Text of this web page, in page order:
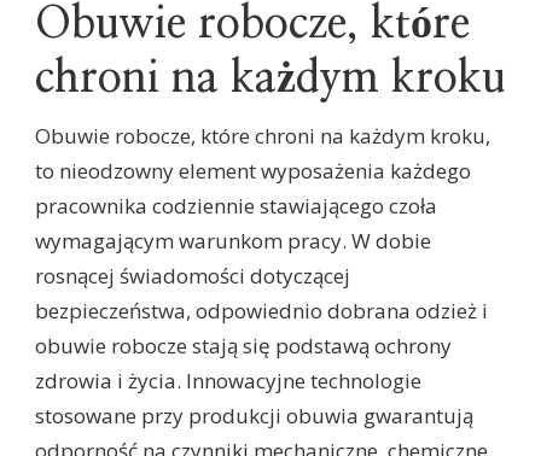
Obuwie robocze, które
chroni na każdym kroku
Obuwie robocze, które chroni na każdym kroku,
to nieodzowny element wyposażenia każdego
pracownika codziennie stawiającego czoła
wymagającym warunkom pracy. W dobie
rosnącej świadomości dotyczącej
bezpieczeństwa, odpowiednio dobrana odzież i
obuwie robocze stają się podstawą ochrony
zdrowia i życia. Innowacyjne technologie
stosowane przy produkcji obuwia gwarantują
odporność na czynniki mechaniczne, chemiczne,